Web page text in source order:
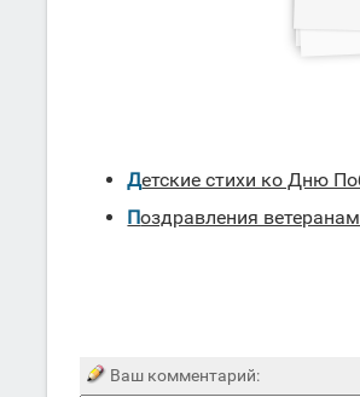
Детские стихи ко Дню
Поздравления ветеранам
Ваш комментарий: